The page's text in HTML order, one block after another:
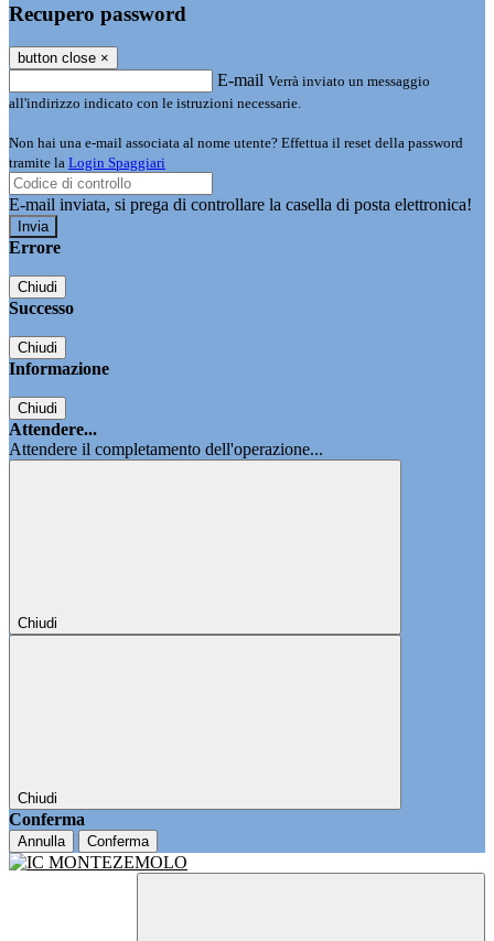
Recupero password
button close ×
E-mail Verrà inviato un messaggio
all'indirizzo indicato con le istruzioni necessarie.
Non hai una e-mail associata al nome utente? Effettua il reset della password
tramite la Login Spaggiari
E-mail inviata, si prega di controllare la casella di posta elettronica!
Errore
Chiudi
Successo
Chiudi
Informazione
Chiudi
Attendere...
Attendere il completamento dell'operazione...
Chiudi
Chiudi
Conferma
Annulla Conferma